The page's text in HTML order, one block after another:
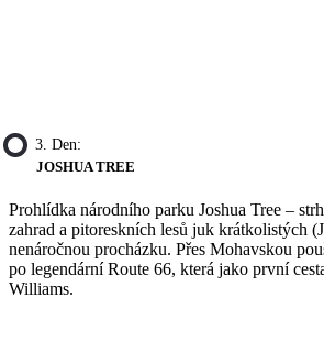
3. Den:
JOSHUA TREE
Prohlídka národního parku Joshua Tree –
zahrad a pitoreskních lesů juk krátkolistých
nenáročnou procházku. Přes Mohavskou
po legendární Route 66, která jako první
Williams.